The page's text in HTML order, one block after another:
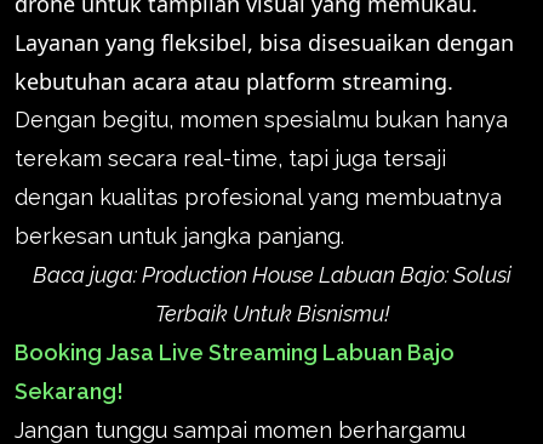
Layanan yang fleksibel, bisa disesuaikan dengan
kebutuhan acara atau platform streaming.
Dengan begitu, momen spesialmu bukan hanya
terekam secara real-time, tapi juga tersaji
dengan kualitas profesional yang membuatnya
berkesan untuk jangka panjang.
Baca juga:Production House Labuan Bajo: Solusi
Terbaik Untuk Bisnismu!
Booking Jasa Live Streaming Labuan Bajo
Sekarang!
Jangan tunggu sampai momen berhargamu